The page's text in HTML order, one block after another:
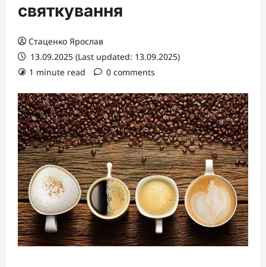
святкування
Стаценко Ярослав
13.09.2025 (Last updated: 13.09.2025)
1 minute read
0 comments